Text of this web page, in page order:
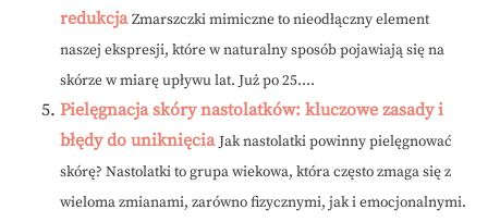
redukcja Zmarszczki mimiczne to nieodłączny element
naszej ekspresji, które w naturalny sposób pojawiają się na
skórze w miarę upływu lat. Już po 25....
Pielęgnacja skóry nastolatków: kluczowe zasady i
błędy do uniknięcia Jak nastolatki powinny pielęgnować
skórę? Nastolatki to grupa wiekowa, która często zmaga się z
wieloma zmianami, zarówno fizycznymi, jak i emocjonalnymi.